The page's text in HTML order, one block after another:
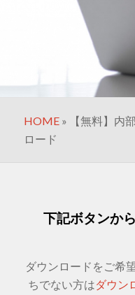
HOME»
【無料】内
ロード
下記ボタンか
ダウンロードをご希
ちでない方はダウン